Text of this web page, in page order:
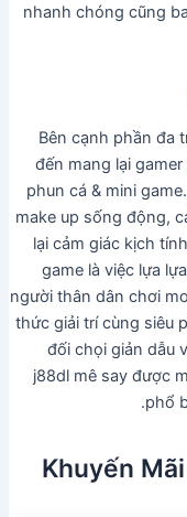
nhanh chóng cũng
Bên cạnh phần đa
đến mang lại
phun cá & mini
make up sống động,
lại cảm giác kịch
game là việc lựa
người thân dân chơi
thức giải trí cùng siêu
đối chọi giản dẫu
j88dl mê say được
phổ
Khuyến